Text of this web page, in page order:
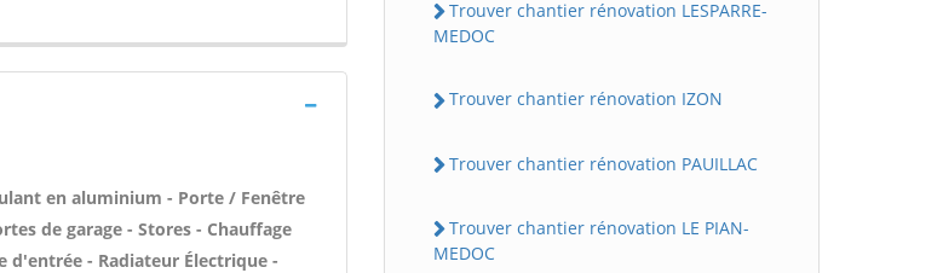
en aluminium - Porte / Fenêtre
de garage - Stores - Chauffage
d'entrée - Radiateur Électrique -
Trouver chantier rénovation LESPARRE-
MEDOC
Trouver chantier rénovation IZON
Trouver chantier rénovation PAUILLAC
Trouver chantier rénovation LE PIAN-
MEDOC